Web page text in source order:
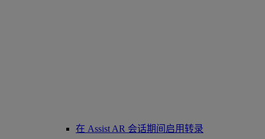
在 Assist AR 会话期间启用转录